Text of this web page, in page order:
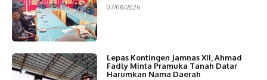
07/08/2026
Lepas Kontingen Jamnas XII, Ahmad
Fadly Minta Pramuka Tanah Datar
Harumkan Nama Daerah